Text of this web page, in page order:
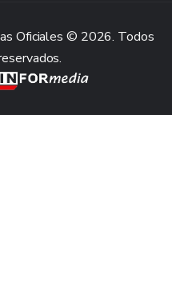
Oficiales © 2026. Todos